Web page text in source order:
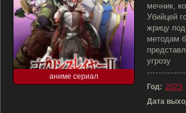
аниме сериал
мечник,
Убийцей
жрицу
методам
угрозу
Год: 2023
Дата